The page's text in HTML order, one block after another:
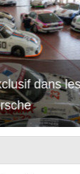
dans
la nouvelle